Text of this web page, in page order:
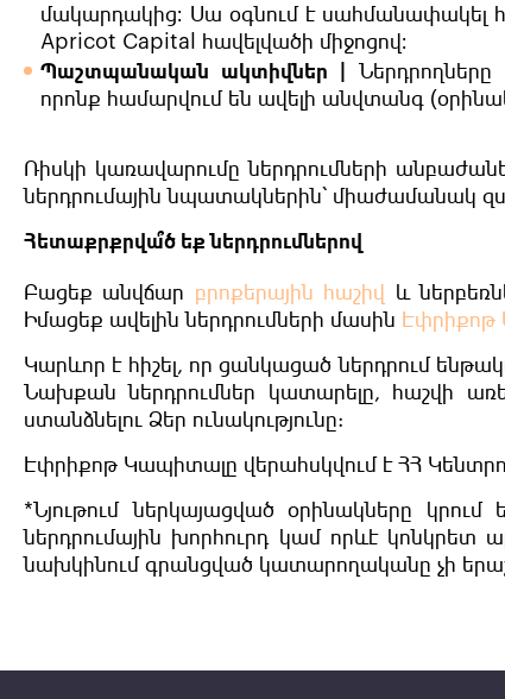
մակարդակից։ Սա օգնում է սահմանափակել
Apricot Capital հավելվածի միջոցով։
Պաշտպանական ակտիվներ |
որոնք համարվում են ավելի անվտանգ
Ռիսկի կառավարումը ներդրումների
ներդրումային նպատակներին՝ միաժամանակ
Հետաքրքրվա՞ծ եք ներդրումներով
Բացեք անվճար բրոքերային հաշիվ և
Իմացեք ավելին ներդրումների մասին Էփրիքոթ
Կարևոր է հիշել, որ ցանկացած ներդրում
Նախքան ներդրումներ կատարելը, հաշվի
ստանձնելու Ձեր ունակությունը:
Էփրիքոթ Կապիտալը վերահսկվում է ՀՀ
*Նյութում ներկայացված օրինակները
ներդրումային խորհուրդ կամ որևէ կոնկրետ
նախկինում գրանցված կատարողականը չի